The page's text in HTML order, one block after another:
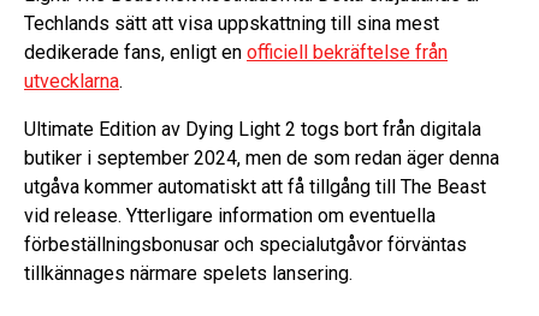
Techlands sätt att visa uppskattning till sina mest
dedikerade fans, enligt en officiell bekräftelse från
utvecklarna.
Ultimate Edition av Dying Light 2 togs bort från digitala
butiker i september 2024, men de som redan äger denna
utgåva kommer automatiskt att få tillgång till The Beast
vid release. Ytterligare information om eventuella
förbeställningsbonusar och specialutgåvor förväntas
tillkännages närmare spelets lansering.